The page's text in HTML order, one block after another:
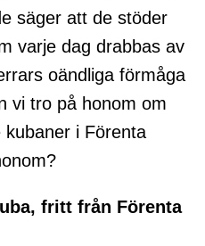
säger att de stöder
varje dag drabbas av
oändliga förmåga
vi tro på honom om
kubaner i Förenta
fritt från Förenta